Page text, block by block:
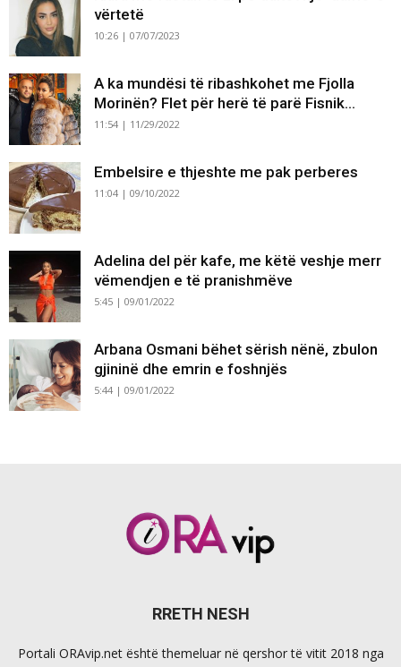
vërtetë
10:26 | 07/07/2023
A ka mundësi të ribashkohet me Fjolla
Morinën? Flet për herë të parë Fisnik...
11:54 | 11/29/2022
Embelsire e thjeshte me pak perberes
11:04 | 09/10/2022
Adelina del për kafe, me këtë veshje merr
vëmendjen e të pranishmëve
5:45 | 09/01/2022
Arbana Osmani bëhet sërish nënë, zbulon
gjininë dhe emrin e foshnjës
5:44 | 09/01/2022
RRETH NESH
Portali ORAvip.net është themeluar në qershor të vitit 2018 nga